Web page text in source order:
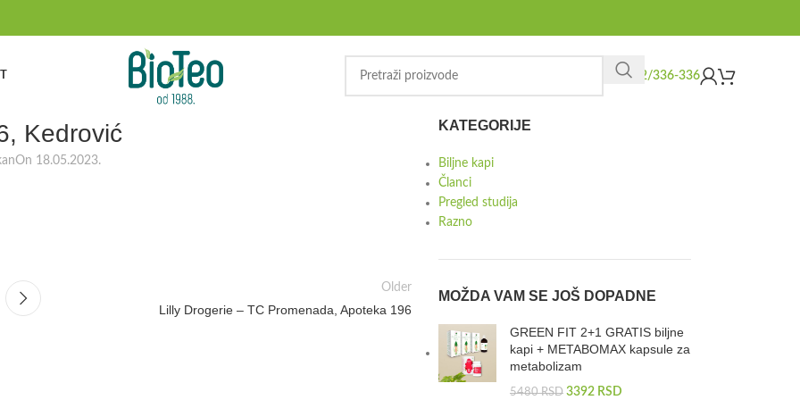
062/336-336
Kedrović
On 18.05.2023.
Older
Lilly Drogerie – TC Promenada, Apoteka 196
KATEGORIJE
Biljne kapi
Članci
Pregled studija
Razno
MOŽDA VAM SE JOŠ DOPADNE
GREEN FIT 2+1 GRATIS biljne
kapi + METABOMAX kapsule za
metabolizam
5480RSD 3392 RSD